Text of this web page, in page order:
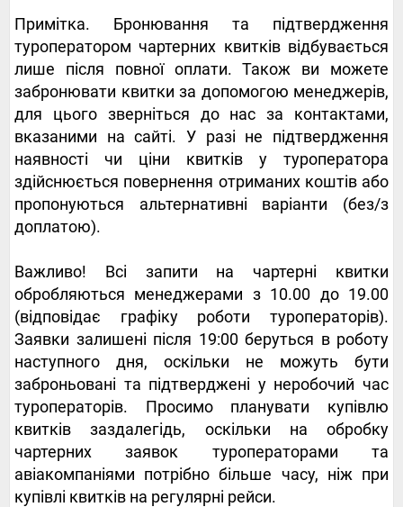
Примітка. Бронювання та підтвердження
туроператором чартерних квитків відбувається
лише після повної оплати. Також ви можете
забронювати квитки за допомогою менеджерів,
для цього зверніться до нас за контактами,
вказаними на сайті. У разі не підтвердження
наявності чи ціни квитків у туроператора
здійснюється повернення отриманих коштів або
пропонуються альтернативні варіанти (без/з
доплатою).
Важливо! Всі запити на чартерні квитки
обробляються менеджерами з 10.00 до 19.00
(відповідає графіку роботи туроператорів).
Заявки залишені після 19:00 беруться в роботу
наступного дня, оскільки не можуть бути
заброньовані та підтверджені у неробочий час
туроператорів. Просимо планувати купівлю
квитків заздалегідь, оскільки на обробку
чартерних заявок туроператорами та
авіакомпаніями потрібно більше часу, ніж при
купівлі квитків на регулярні рейси.